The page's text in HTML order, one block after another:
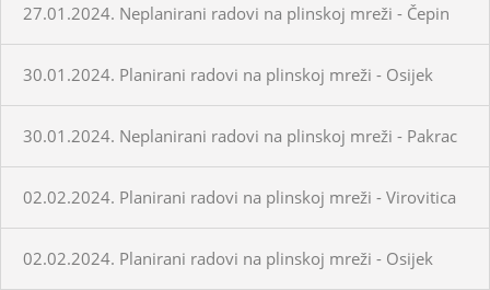
27.01.2024. Neplanirani radovi na plinskoj mreži - Čepin
30.01.2024. Planirani radovi na plinskoj mreži - Osijek
30.01.2024. Neplanirani radovi na plinskoj mreži - Pakrac
02.02.2024. Planirani radovi na plinskoj mreži - Virovitica
02.02.2024. Planirani radovi na plinskoj mreži - Osijek